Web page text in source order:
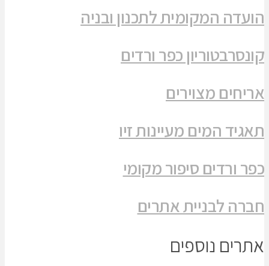
הועדה המקומית לתכנון ובניה
קונסרבטוריון כפר ורדים
אריחים מצוירים
תאגיד המים מעיינות זיו
כפר ורדים סיפור מקומי
חברה לבניית אתרים
אתרים נוספים